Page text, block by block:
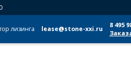
лизинга lease@stone-xxi.ru
8 495